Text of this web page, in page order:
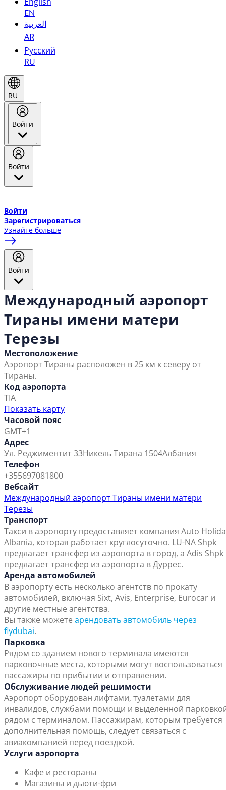
EN
العربية
AR
Русский
RU
RU
Войти
Войти
Войти
Зарегистрироваться
Узнайте больше
Войти
Международный аэропорт
Тираны имени матери
Терезы
Местоположение
Аэропорт Тираны расположен в 25 км к северу от
Тираны.
Код аэропорта
TIA
Показать карту
Часовой пояс
GMT+1
Адрес
Ул. Реджиментит 33Никель Тирана 1504Албания
Телефон
+355697081800
Вебсайт
Международный аэропорт Тираны имени матери
Терезы
Транспорт
Такси в аэропорту предоставляет компания Auto
Albania, которая работает круглосуточно. LU-NA Shpk
предлагает трансфер из аэропорта в город, а Adis Shpk
предлагает трансфер из аэропорта в Дуррес.
Аренда автомобилей
В аэропорту есть несколько агентств по прокату
автомобилей, включая Sixt, Avis, Enterprise, Eurocar и
другие местные агентства.
Вы также можете арендовать автомобиль через
flydubai.
Парковка
Рядом со зданием нового терминала имеются
парковочные места, которыми могут воспользоваться
пассажиры по прибытии и отправлении.
Обслуживание людей решимости
Аэропорт оборудован лифтами, туалетами для
инвалидов, службами помощи и выделенной
рядом с терминалом. Пассажирам, которым требуется
дополнительная помощь, следует связаться с
авиакомпанией перед поездкой.
Услуги аэропорта
Кафе и рестораны
Магазины и дьюти-фри